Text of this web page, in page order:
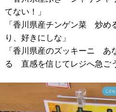
てない！」
「香川県産チンゲン菜 炒め
り、好きにしな」
「香川県産のズッキーニ あ
る 直感を信じてレジへ急ご